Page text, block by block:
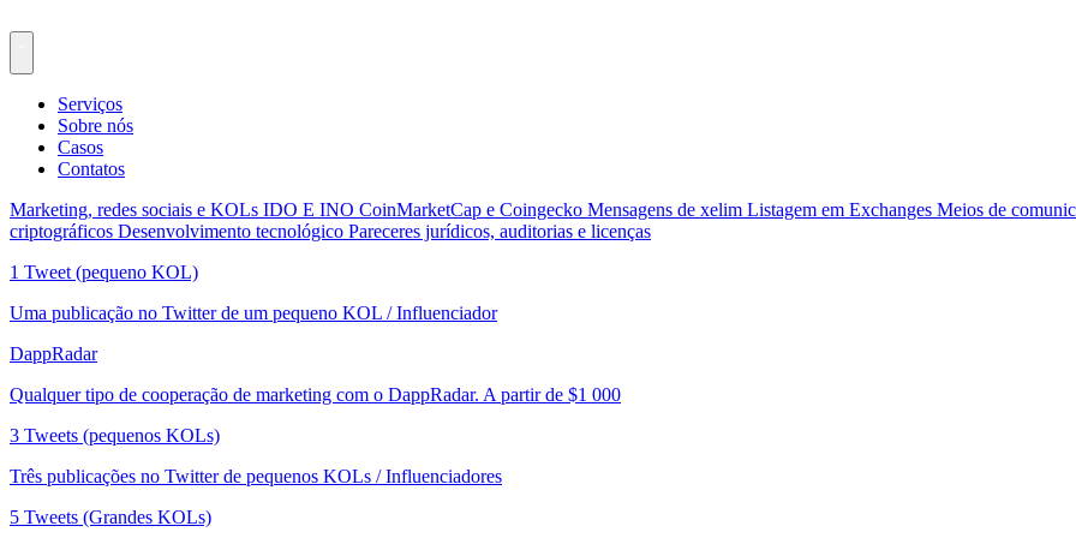
Serviços
Sobre nós
Casos
Contatos
Marketing, redes sociais e KOLs IDO E INO CoinMarketCap e Coingecko Mensagens de xelim Listagem em Exchanges Meios de
criptográficos Desenvolvimento tecnológico Pareceres jurídicos, auditorias e licenças
1 Tweet (pequeno KOL)
Uma publicação no Twitter de um pequeno KOL / Influenciador
DappRadar
Qualquer tipo de cooperação de marketing com o DappRadar. A partir de $1 000
3 Tweets (pequenos KOLs)
Três publicações no Twitter de pequenos KOLs / Influenciadores
5 Tweets (Grandes KOLs)